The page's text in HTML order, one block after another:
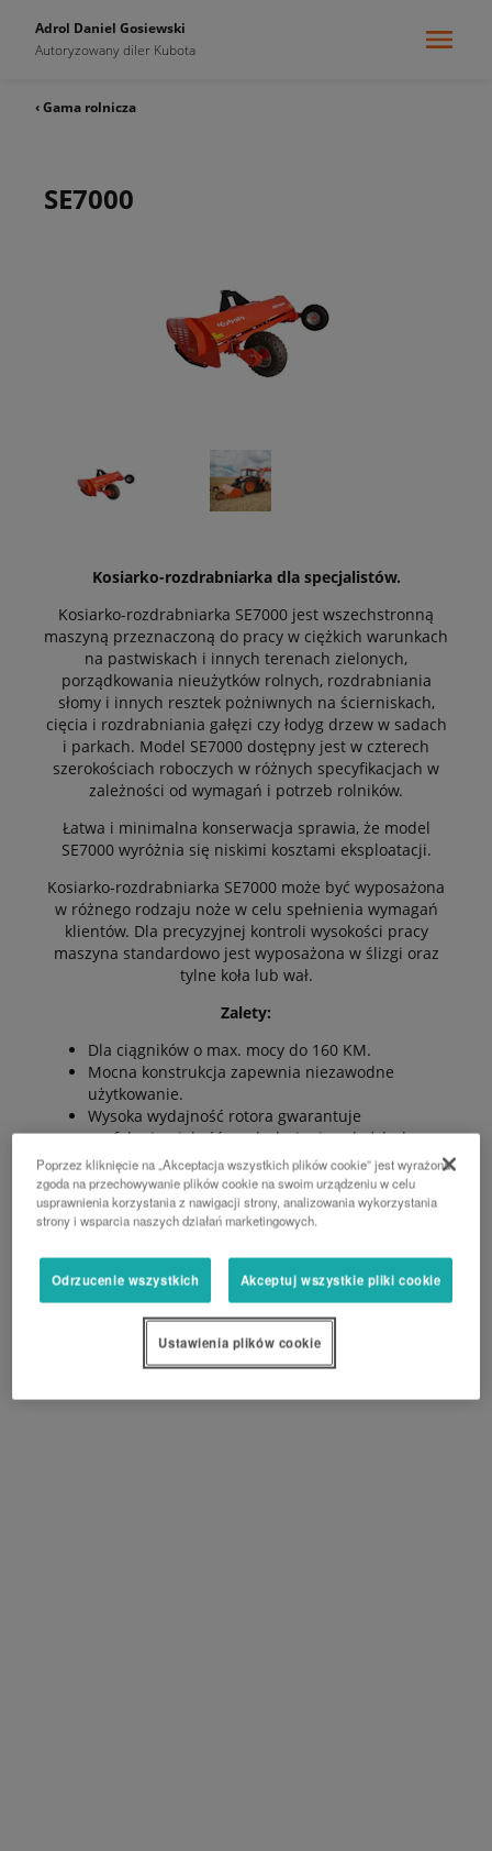
Adrol Daniel Gosiewski
Autoryzowany diler Kubota
‹ Gama rolnicza
SE7000
Kosiarko-rozdrabniarka dla specjalistów.
Kosiarko-rozdrabniarka SE7000 jest wszechstronną
maszyną przeznaczoną do pracy w ciężkich warunkach
na pastwiskach i innych terenach zielonych,
porządkowania nieużytków rolnych, rozdrabniania
słomy i innych resztek pożniwnych na ścierniskach,
cięcia i rozdrabniania gałęzi czy łodyg drzew w sadach
i parkach. Model SE7000 dostępny jest w czterech
szerokościach roboczych w różnych specyfikacjach w
zależności od wymagań i potrzeb rolników.
Łatwa i minimalna konserwacja sprawia, że model
SE7000 wyróżnia się niskimi kosztami eksploatacji.
Kosiarko-rozdrabniarka SE7000 może być wyposażona
w różnego rodzaju noże w celu spełnienia wymagań
klientów. Dla precyzyjnej kontroli wysokości pracy
maszyna standardowo jest wyposażona w ślizgi oraz
tylne koła lub wał.
Zalety:
Dla ciągników o max. mocy do 160 KM.
Mocna konstrukcja zapewnia niezawodne
użytkowanie.
Wysoka wydajność rotora gwarantuje
perfekcyjną jakość rozdrobnienia w każdych
warunkach.
Prosta regulacja na polu.
Minimalna konserwacja, mniejsze koszty
eksploatacji.
PROŚBA O WYCENĘ
Poprzez kliknięcie na „Akceptacja wszystkich plików cookie” jest wyrażona
zgoda na przechowywanie plików cookie na swoim urządzeniu w celu
usprawnienia korzystania z nawigacji strony, analizowania wykorzystania
strony i wsparcia naszych działań marketingowych.
Odrzucenie wszystkich Akceptuj wszystkie pliki cookie
Ustawienia plików cookie